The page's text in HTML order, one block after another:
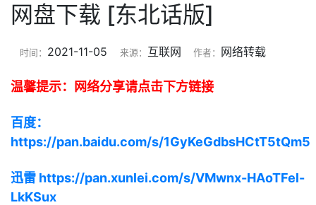
网盘下载 [东北话版]
时间： 2021-11-05 来源： 互联网 作者： 网络转载
温馨提示：网络分享请点击下方链接
百度：
https://pan.baidu.com/s/1GyKeGdbsHCtT5tQm5
迅雷 https://pan.xunlei.com/s/VMwnx-HAoTFel-
LkKSux